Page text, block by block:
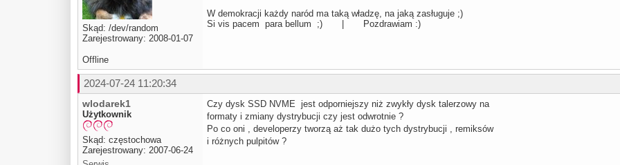
Skąd: /dev/random
Zarejestrowany: 2008-01-07
W demokracji każdy naród ma taką władzę, na jaką zasługuje ;)
Si vis pacem para bellum ;) | Pozdrawiam :)
Offline
2024-07-24 11:20:34
wlodarek1
Użytkownik
Skąd: częstochowa
Zarejestrowany: 2007-06-24
Czy dysk SSD NVME jest odporniejszy niż zwykły dysk talerzowy na
formaty i zmiany dystrybucji czy jest odwrotnie ?
Po co oni , developerzy tworzą aż tak dużo tych dystrybucji , remiksów
i różnych pulpitów ?